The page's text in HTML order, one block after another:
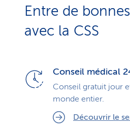
Entre de
avec la CSS
Conseil médical
Conseil gratuit jour
monde entier.
Découvrir le